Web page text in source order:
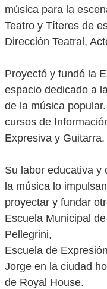
música para la
Teatro y Títeres de
Dirección Teatral,
Proyectó y fundó la
espacio dedicado a
de la música
cursos de
Expresiva y Guitarra.
Su labor educativa y
la música lo
proyectar y fundar
Escuela Municipal
Pellegrini,
Escuela de
Jorge en la ciudad
de Royal House.